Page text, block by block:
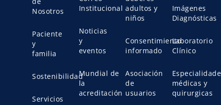
Nosotros
Paciente
y
familia
Sostenibilidad
Servicios
Institucional
Noticias
y
eventos
Mundial de
la
acreditación
adultos y
niños
Consentimiento
informado
Asociación
de
usuarios
Imágenes
Diagnósticas
Laboratorio
Clínico
médicas y
quirurgicas